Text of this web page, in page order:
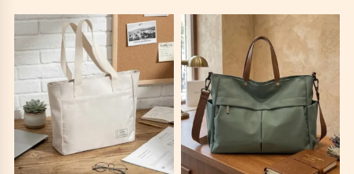
accompagne année après année.
🎒Confort sécurisé: portez lourd sans sacrifier
votre confort.
🚀 Pour celles qui en ont assez dessacs qui
lâchent au milieu du semestre, desanses qui
cassent
fermeturesqui rendent l'âme. Ici,
lasolidité n'est pas une option, c'est la base.